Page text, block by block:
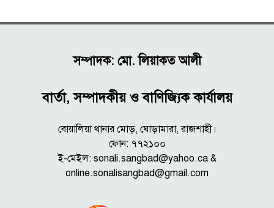
সম্পাদক: মো. লিয়াকত আলী
বার্তা, সম্পাদকীয় ও বাণিজ্যিক কার্যালয়
বোয়ালিয়া থানার মোড়, ঘোড়ামারা, রাজশাহী।
ফোন: ৭৭২১০০
ই-মেইল: sonali.sangbad@yahoo.ca &
online.sonalisangbad@gmail.com